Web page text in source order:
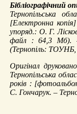
Бібліографічний
Тернопільська
[Електронна
упоряд.: О. Г.
файл : 64,3 Мб). —
(Тернопіль: ТОУНБ,
Оригінал
Тернопільська
років :
С. Гончарук. –